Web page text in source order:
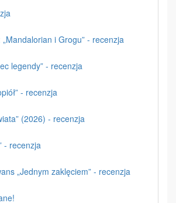
„Mandalorian i Grogu” - recenzja
legendy” - recenzja
- recenzja
(2026) - recenzja
- recenzja
„Jednym zaklęciem” - recenzja